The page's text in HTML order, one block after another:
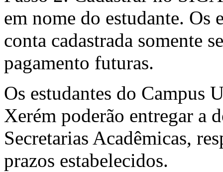
em nome do estudante. Os
conta cadastrada somente
pagamento futuras.
Os estudantes do Campus
Xerém poderão entregar a
Secretarias Acadêmicas,
prazos estabelecidos.